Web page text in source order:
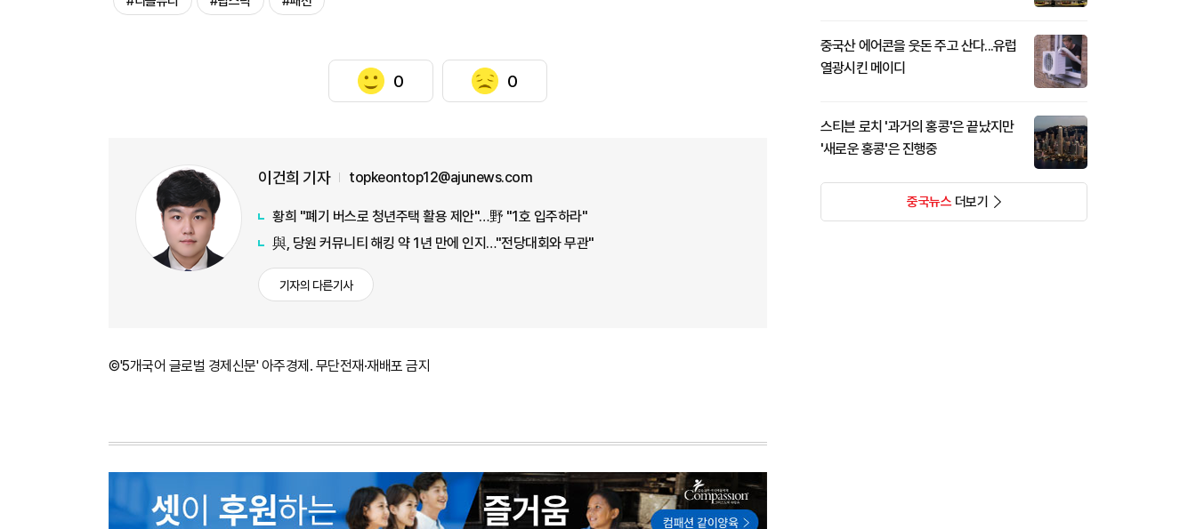
0 0
이건희 기자 topkeontop12@ajunews.com
황희 "폐기 버스로 청년주택 활용 제안"…野 "1호 입주하라"
與, 당원 커뮤니티 해킹 약 1년 만에 인지…"전당대회와 무관"
기자의 다른기사
©'5개국어 글로벌 경제신문' 아주경제. 무단전재·재배포 금지
중국산 에어콘을 웃돈 주고 산다...유럽
열광시킨 메이디
스티븐 로치 '과거의 홍콩'은 끝났지만
'새로운 홍콩'은 진행중
중국뉴스더보기